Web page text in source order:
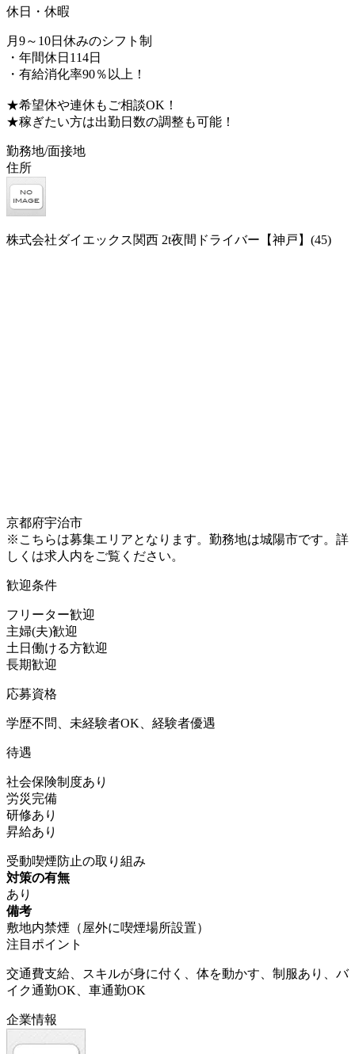
休日・休暇
月9～10日休みのシフト制
・年間休日114日
・有給消化率90％以上！
★希望休や連休もご相談OK！
★稼ぎたい方は出勤日数の調整も可能！
勤務地/面接地
住所
株式会社ダイエックス関西 2t夜間ドライバー【神戸】(45)
京都府宇治市
※こちらは募集エリアとなります。勤務地は城陽市です。詳
しくは求人内をご覧ください。
歓迎条件
フリーター歓迎
主婦(夫)歓迎
土日働ける方歓迎
長期歓迎
応募資格
学歴不問、未経験者OK、経験者優遇
待遇
社会保険制度あり
労災完備
研修あり
昇給あり
受動喫煙防止の取り組み
対策の有無
あり
備考
敷地内禁煙（屋外に喫煙場所設置）
注目ポイント
交通費支給、スキルが身に付く、体を動かす、制服あり、バ
イク通勤OK、車通勤OK
企業情報